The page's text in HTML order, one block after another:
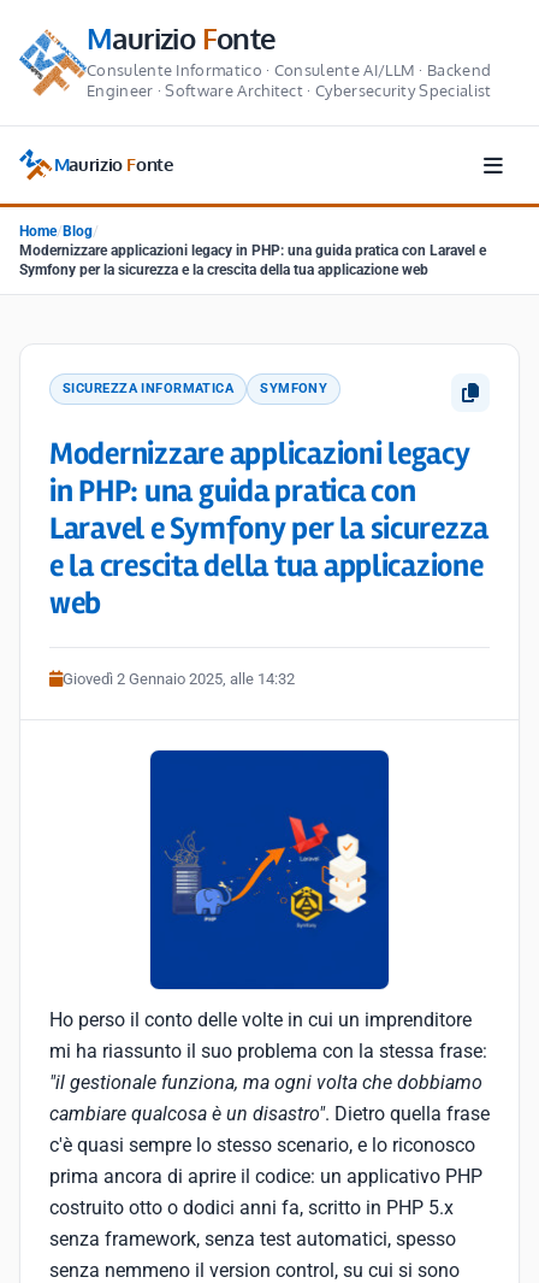
MaurizioFonte
Consulente Informatico · Consulente AI/LLM · Backend
Engineer · Software Architect · Cybersecurity Specialist
Maurizio Fonte
Home/ Blog/
Modernizzare applicazioni legacy in PHP: una guida pratica con Laravel e
Symfony per la sicurezza e la crescita della tua applicazione web
SICUREZZA INFORMATICA SYMFONY
Modernizzare applicazioni legacy
in PHP: una guida pratica con
Laravel e Symfony per la sicurezza
e la crescita della tua applicazione
web
Giovedì 2 Gennaio 2025, alle 14:32
Ho perso il conto delle volte in cui un imprenditore
mi ha riassunto il suo problema con la stessa frase:
"il gestionale funziona, ma ogni volta che dobbiamo
cambiare qualcosa è un disastro". Dietro quella frase
c'è quasi sempre lo stesso scenario, e lo riconosco
prima ancora di aprire il codice: un applicativo PHP
costruito otto o dodici anni fa, scritto in PHP 5.x
senza framework, senza test automatici, spesso
senza nemmeno il version control, su cui si sono